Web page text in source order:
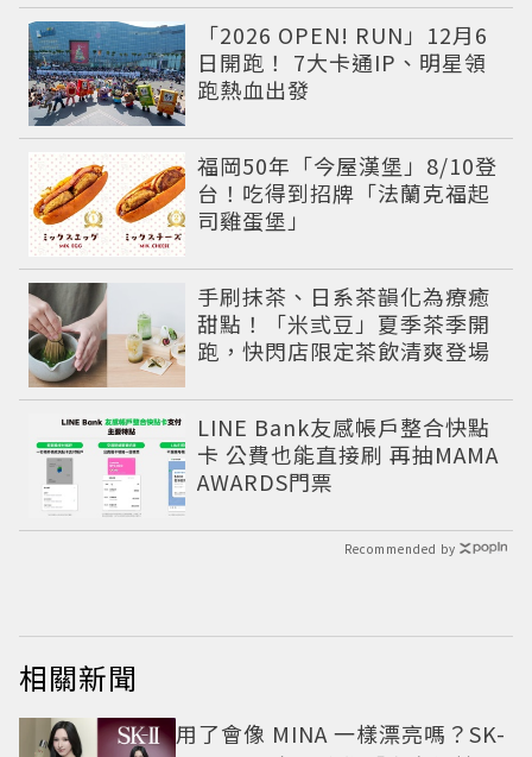
「2026 OPEN! RUN」12月6
日開跑！ 7大卡通IP、明星領
跑熱血出發
福岡50年「今屋漢堡」8/10登
台！吃得到招牌「法蘭克福起
司雞蛋堡」
手刷抹茶、日系茶韻化為療癒
甜點！「米弎豆」夏季茶季開
跑，快閃店限定茶飲清爽登場
LINE Bank友感帳戶整合快點
卡 公費也能直接刷 再抽MAMA
AWARDS門票
Recommended by
相關新聞
用了會像 MINA 一樣漂亮嗎？SK-